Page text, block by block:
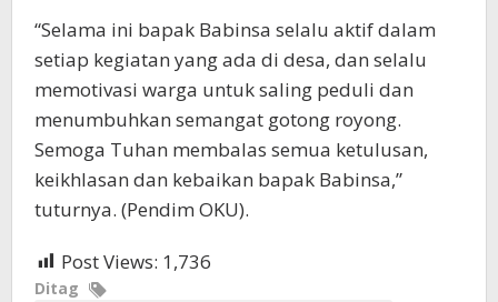
“Selama ini bapak Babinsa selalu aktif dalam
setiap kegiatan yang ada di desa, dan selalu
memotivasi warga untuk saling peduli dan
menumbuhkan semangat gotong royong.
Semoga Tuhan membalas semua ketulusan,
keikhlasan dan kebaikan bapak Babinsa,”
tuturnya. (Pendim OKU).
Post Views: 1,736
Ditag